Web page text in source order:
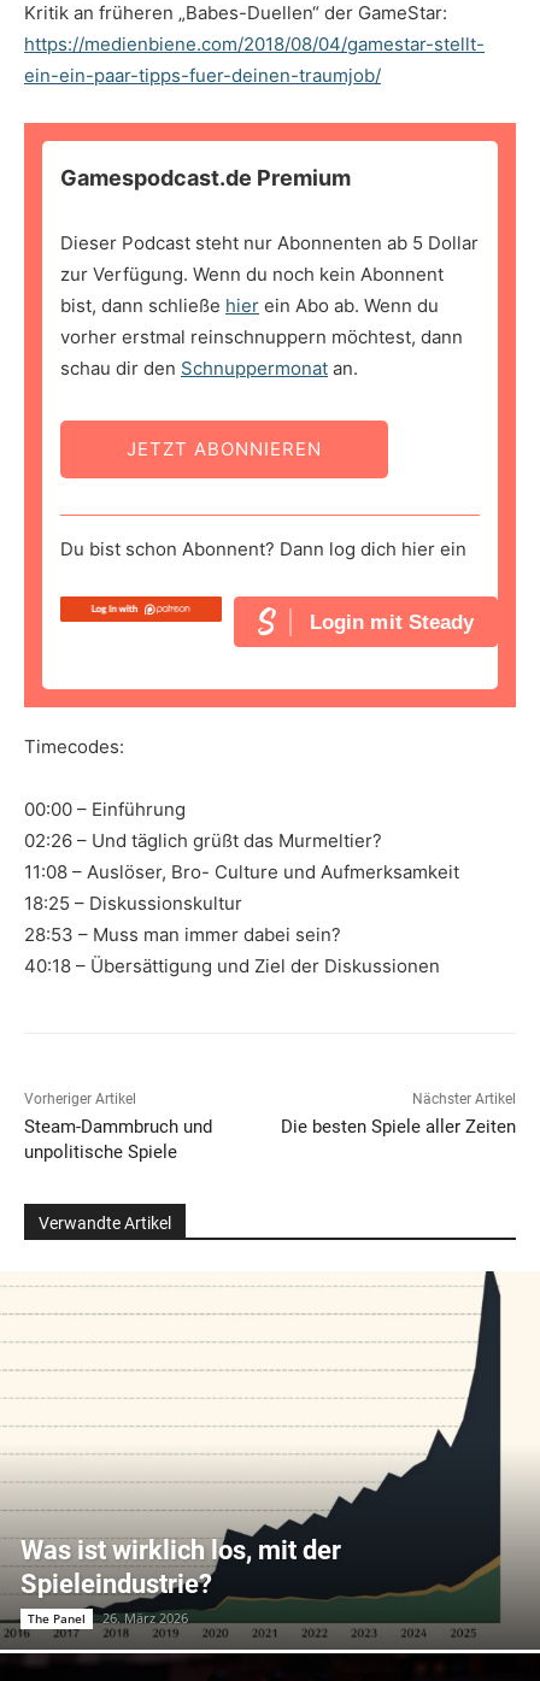
Kritik an früheren „Babes-Duellen“ der GameStar:
https://medienbiene.com/2018/08/04/gamestar-stellt-
ein-ein-paar-tipps-fuer-deinen-traumjob/
Gamespodcast.de Premium
Dieser Podcast steht nur Abonnenten ab 5 Dollar
zur Verfügung. Wenn du noch kein Abonnent
bist, dann schließe hier ein Abo ab. Wenn du
vorher erstmal reinschnuppern möchtest, dann
schau dir den Schnuppermonat an.
JETZT ABONNIEREN
Du bist schon Abonnent? Dann log dich hier ein
Login mit Steady
Timecodes:
00:00 – Einführung
02:26 – Und täglich grüßt das Murmeltier?
11:08 – Auslöser, Bro- Culture und Aufmerksamkeit
18:25 – Diskussionskultur
28:53 – Muss man immer dabei sein?
40:18 – Übersättigung und Ziel der Diskussionen
Vorheriger Artikel
Steam-Dammbruch und
unpolitische Spiele
Nächster Artikel
Die besten Spiele aller Zeiten
Verwandte Artikel
Was ist wirklich los, mit der
Spieleindustrie?
The Panel 26. März 2026